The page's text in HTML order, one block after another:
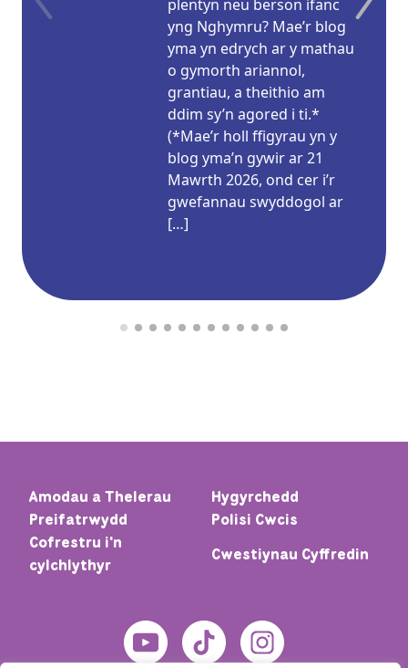
plentyn neu berson ifanc
yng Nghymru? Mae’r blog
yma yn edrych ar y mathau
o gymorth ariannol,
grantiau, a theithio am
ddim sy’n agored i ti.*
(*Mae’r holl ffigyrau yn y
blog yma’n gywir ar 21
Mawrth 2026, ond cer i’r
gwefannau swyddogol ar
[…]
Amodau a Thelerau
Hygyrchedd
Preifatrwydd
Polisi Cwcis
Cofrestru i'n
cylchlythyr
Cwestiynau Cyffredin